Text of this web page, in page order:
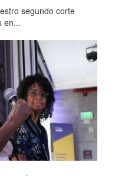
segundo corte
en...